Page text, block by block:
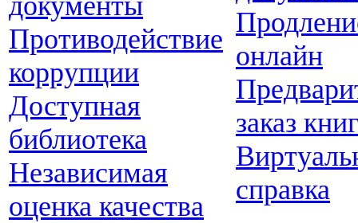
Противодействие
коррупции
Доступная
библиотека
Независимая
оценка качества
онлайн
заказ
справка